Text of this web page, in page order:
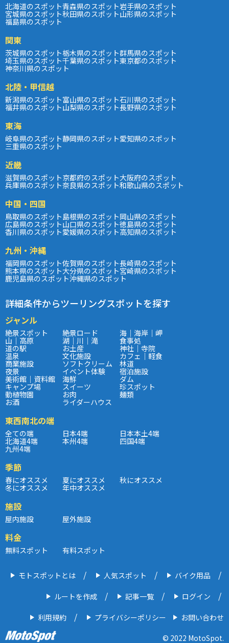
北海道のスポット青森県のスポット岩手県のスポット
宮城県のスポット秋田県のスポット山形県のスポット
福島県のスポット
関東
茨城県のスポット栃木県のスポット群馬県のスポット
埼玉県のスポット千葉県のスポット東京都のスポット
神奈川県のスポット
北陸・甲信越
新潟県のスポット富山県のスポット石川県のスポット
福井県のスポット山梨県のスポット長野県のスポット
東海
岐阜県のスポット静岡県のスポット愛知県のスポット
三重県のスポット
近畿
滋賀県のスポット京都府のスポット大阪府のスポット
兵庫県のスポット奈良県のスポット和歌山県のスポット
中国・四国
鳥取県のスポット島根県のスポット岡山県のスポット
広島県のスポット山口県のスポット徳島県のスポット
香川県のスポット愛媛県のスポット高知県のスポット
九州・沖縄
福岡県のスポット佐賀県のスポット長崎県のスポット
熊本県のスポット大分県のスポット宮崎県のスポット
鹿児島県のスポット沖縄県のスポット
詳細条件からツーリングスポットを探す
ジャンル
絶景スポット 絶景ロード 海｜海岸｜岬
山｜高原 湖｜川｜滝 食事処
道の駅 お土産 神社｜寺院
温泉 文化施設 カフェ｜軽食
商業施設 ソフトクリーム 林道
夜景 イベント体験 宿泊施設
美術館｜資料館 海鮮 ダム
キャンプ場 スイーツ 珍スポット
動植物園 お肉 麺類
お酒 ライダーハウス
東西南北の端
全ての端 日本4端 日本本土4端
北海道4端 本州4端 四国4端
九州4端
季節
春にオススメ 夏にオススメ 秋にオススメ
冬にオススメ 年中オススメ
施設
屋内施設 屋外施設
料金
無料スポット 有料スポット
モトスポットとは 人気スポット バイク用品
ルートを作成 記事一覧 ログイン
利用規約 プライバシーポリシー
お問い合わせ
© 2022 MotoSpot.